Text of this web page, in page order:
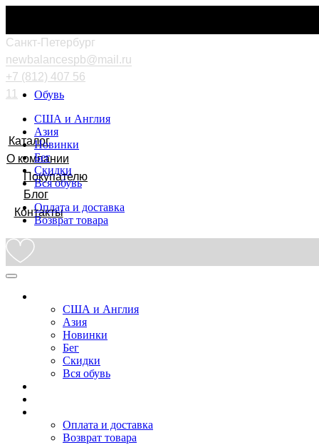
Cанкт-Петербург
newbalancespb@mail.ru
+7 (812) 407 56
11
Каталог
О компании
Покупателю
Блог
Контакты
Обувь
США и Англия
Азия
Новинки
Бег
Скидки
Вся обувь
Оплата и доставка
Возврат товара
США и Англия
Азия
Новинки
Бег
Скидки
Вся обувь
Оплата и доставка
Возврат товара